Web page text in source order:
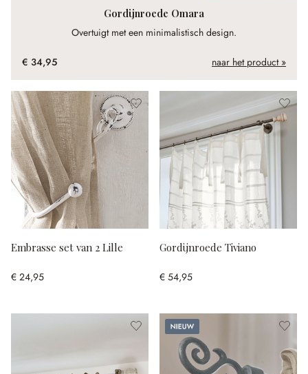
Gordijnroede Omara
Overtuigt met een minimalistisch design.
€ 34,95 naar het product »
Embrasse set van 2 Lille
€ 24,95
Gordijnroede Tiviano
€ 54,95
Nieuw